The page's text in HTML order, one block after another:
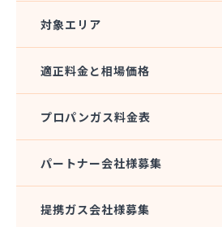
(株)ツカダ
(株)ハコモリ
(株)ミツウロコ 常総つくば店
(株)ミヤウチ
(株)ミヤタ
(株)ヨシバ
(株)ライフレッシュイワタ
(株)伊藤商店
対象エリア
適正料金と相場価格
プロパンガス料金表
パートナー会社様募集
提携ガス会社様募集